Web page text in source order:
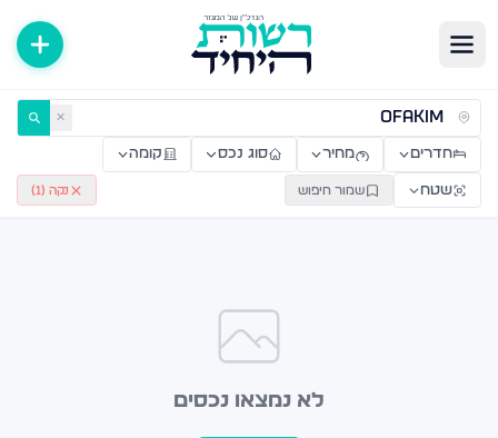
דירות למכירה ולהשכרה — רשות היחיד ✕
חדרים מחיר סוג נכס קומה
שטח שמור חיפוש נקה ( 1
)
לא נמצאו נכסים